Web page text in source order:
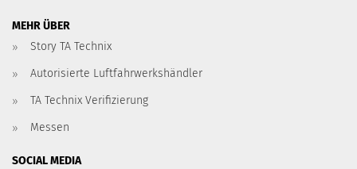
MEHR ÜBER
Story TA Technix
Autorisierte Luftfahrwerkshändler
TA Technix Verifizierung
Messen
SOCIAL MEDIA